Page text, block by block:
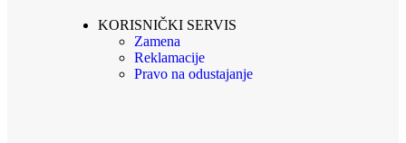
KORISNIČKI SERVIS
Zamena
Reklamacije
Pravo na odustajanje